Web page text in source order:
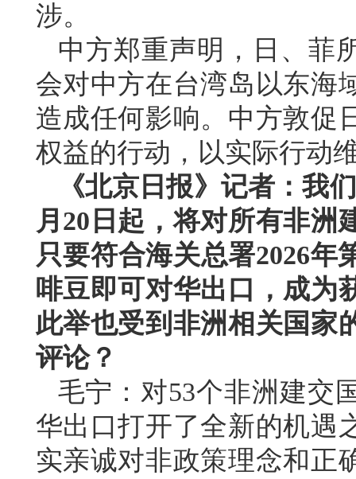
涉。
中方郑重声明，日、菲
会对中方在台湾岛以东海
造成任何影响。中方敦促
权益的行动，以实际行动
《北京日报》记者：我
月20日起，将对所有非洲
只要符合海关总署2026年
啡豆即可对华出口，成为
此举也受到非洲相关国家
评论？
毛宁：对53个非洲建交
华出口打开了全新的机遇
实亲诚对非政策理念和正